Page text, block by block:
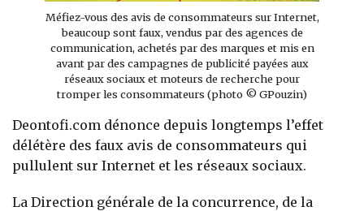
Méfiez-vous des avis de consommateurs sur Internet,
beaucoup sont faux, vendus par des agences de
communication, achetés par des marques et mis en
avant par des campagnes de publicité payées aux
réseaux sociaux et moteurs de recherche pour
tromper les consommateurs (photo © GPouzin)
Deontofi.com dénonce depuis longtemps l’effet
délétère des faux avis de consommateurs qui
pullulent sur Internet et les réseaux sociaux.
La Direction générale de la concurrence, de la